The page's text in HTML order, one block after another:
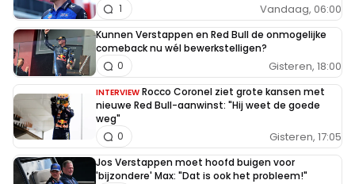
Vandaag, 06:00
1
Kunnen Verstappen en Red Bull de onmogelijke
comeback nu wél bewerkstelligen?
Gisteren, 18:00
0
INTERVIEW Rocco Coronel ziet grote kansen met
nieuwe Red Bull-aanwinst: "Hij weet de goede
weg"
Gisteren, 17:05
0
Jos Verstappen moet hoofd buigen voor
'bijzondere' Max: "Dat is ook het probleem!"